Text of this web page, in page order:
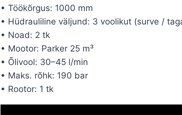
• Töökõrgus: 1000 mm
• Hüdrauliline väljund: 3 voolikut (surve /
• Noad: 2 tk
• Mootor: Parker 25 m³
• Õlivool: 30–45 l/min
• Maks. rõhk: 190 bar
• Rootor: 1 tk